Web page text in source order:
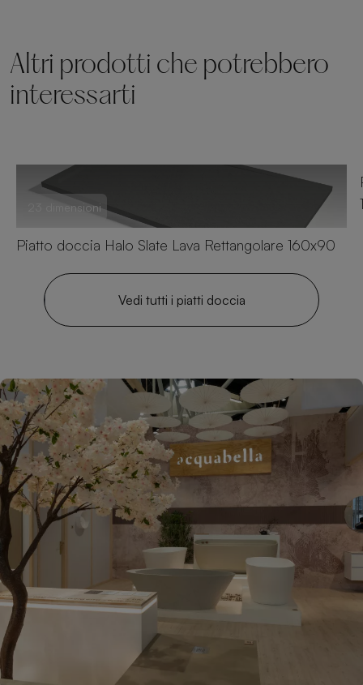
Altri prodotti che potrebbero
interessarti
23 dimensioni
Piatto doccia Halo Slate Lava Rettangolare 160x90
Vedi tutti i piatti doccia